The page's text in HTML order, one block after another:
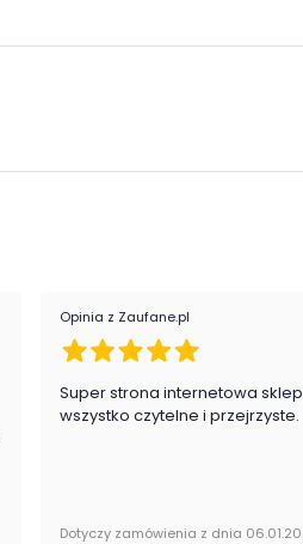
Opinia z Zaufane.pl
Super strona internetowa
wszystko czytelne i przejrzyste.
Dotyczy zamówienia z dnia